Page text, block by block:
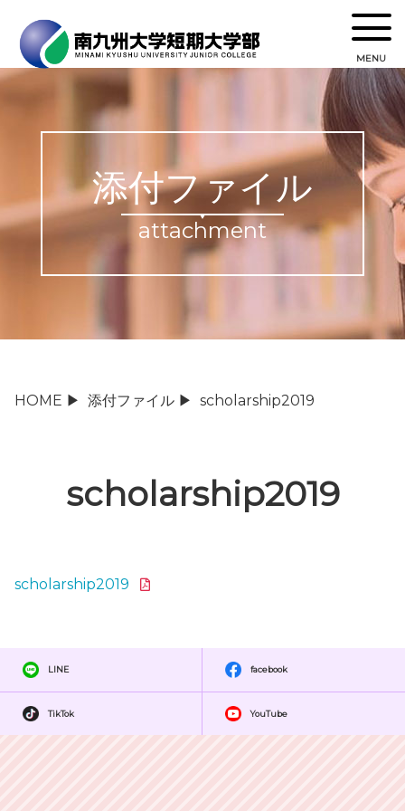
MENU
添付ファイル
attachment
HOME ▶ 添付ファイル ▶ scholarship2019
scholarship2019
scholarship2019
LINE facebook
TikTok YouTube